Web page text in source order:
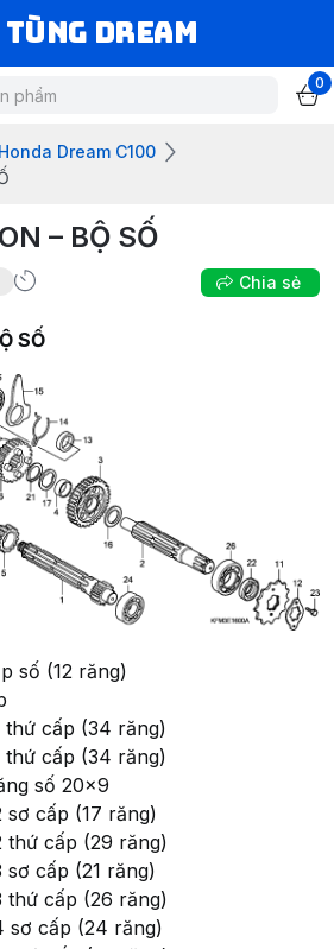
Tùng Dream
0
Dream C100
– BỘ SỐ
Chia sẻ
SỐ
số (12 răng)
thứ cấp (34 răng)
thứ cấp (34 răng)
số 20x9
sơ cấp (17 răng)
thứ cấp (29 răng)
sơ cấp (21 răng)
thứ cấp (26 răng)
sơ cấp (24 răng)